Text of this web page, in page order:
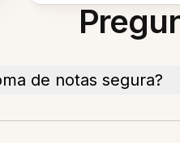
de notas segura?